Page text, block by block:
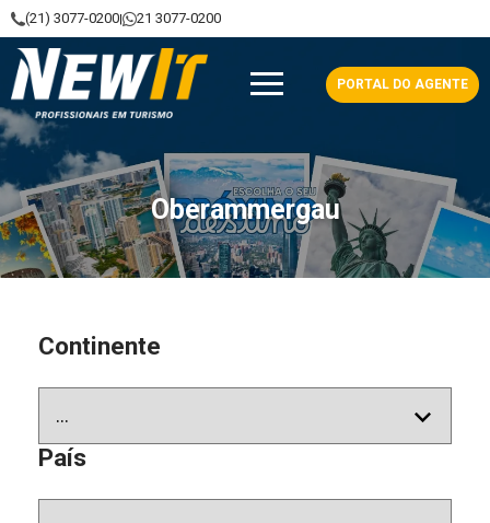
(21) 3077-0200 21 3077-0200
NewIt - Profissionais em Turismo
PORTAL DO AGENTE
Oberammergau
Continente
País